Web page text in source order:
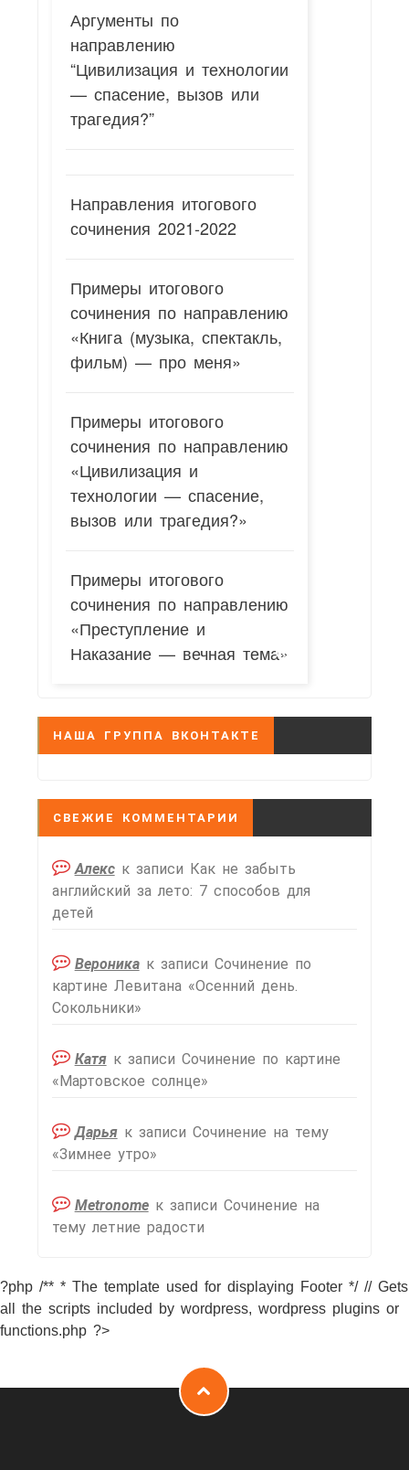
Аргументы по
направлению
“Цивилизация и технологии
— спасение, вызов или
трагедия?”
Направления итогового
сочинения 2021-2022
Примеры итогового
сочинения по направлению
«Книга (музыка, спектакль,
фильм) — про меня»
Примеры итогового
сочинения по направлению
«Цивилизация и
технологии — спасение,
вызов или трагедия?»
Примеры итогового
сочинения по направлению
«Преступление и
Наказание — вечная тема»
НАША ГРУППА ВКОНТАКТЕ
СВЕЖИЕ КОММЕНТАРИИ
Алекск записи Как не забыть
английский за лето: 7 способов для
детей
Вероникак записи Сочинение по
картине Левитана «Осенний день.
Сокольники»
Катяк записи Сочинение по картине
«Мартовское солнце»
Дарьяк записи Сочинение на тему
«Зимнее утро»
Metronomeк записи Сочинение на
тему летние радости
?php /** * The template used for displaying Footer */ // Gets
all the scripts included by wordpress, wordpress plugins or
functions.php ?>